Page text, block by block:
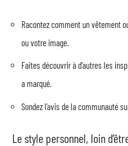
Racontez comment un vêtement
ou votre image.
Faites découvrir à d’autres les
a marqué.
Sondez l’avis de la communauté
Le style personnel, loin